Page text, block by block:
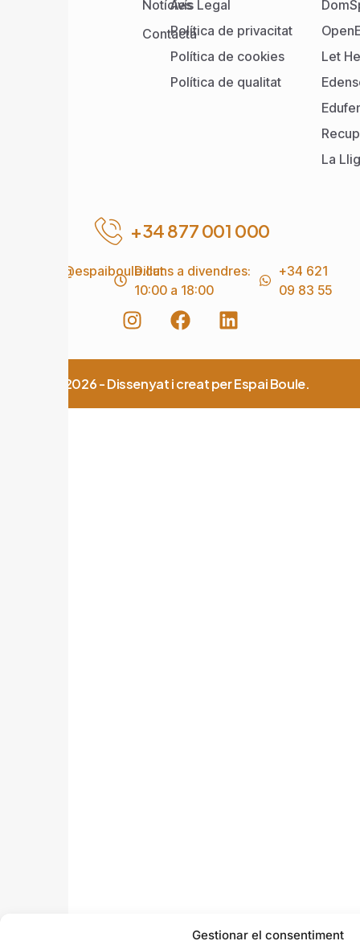
Gestionar el consentiment
Notícies
Contacta
Avís Legal
Política de privacitat
Política de cookies
Política de qualitat
Let
La
+34 877 001 000
info@espaiboule.catDilluns a divendres:
10:00 a 18:00
+34 621
09 83 55
© 2026 - Dissenyat i creat per Espai Boule.